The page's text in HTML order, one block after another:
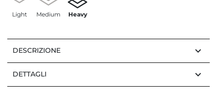
Light Medium Heavy
DESCRIZIONE keyboard_arrow_down
DETTAGLI keyboard_arrow_down